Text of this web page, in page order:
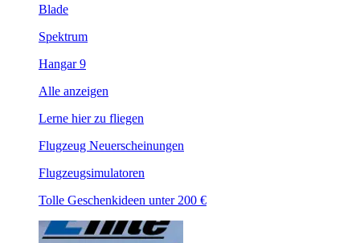
Blade
Spektrum
Hangar 9
Alle anzeigen
Lerne hier zu fliegen
Flugzeug Neuerscheinungen
Flugzeugsimulatoren
Tolle Geschenkideen unter 200 €